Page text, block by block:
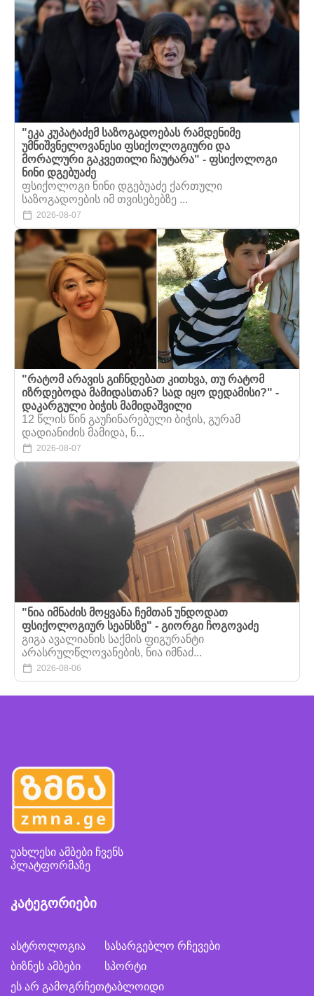
"ეკა კუპატაძემ საზოგადოებას რამდენიმე
უმნიშვნელოვანესი ფსიქოლოგიური და
მორალური გაკვეთილი ჩაუტარა" - ფსიქოლოგი
ნინი დგებუაძე
ფსიქოლოგი ნინი დგებუაძე ქართული
საზოგადოების იმ თვისებებზე ...
2026-08-07
"რატომ არავის გიჩნდებათ კითხვა, თუ რატომ
იზრდებოდა მამიდასთან? სად იყო დედამისი?" -
დაკარგული ბიჭის მამიდაშვილი
12 წლის წინ გაუჩინარებული ბიჭის, გურამ
დადიანიძის მამიდა, ნ...
2026-08-07
"ნია იმნაძის მოყვანა ჩემთან უნდოდათ
ფსიქოლოგიურ სეანსზე" - გიორგი ჩოგოვაძე
გიგა ავალიანის საქმის ფიგურანტი
არასრულწლოვანების, ნია იმნაძ...
2026-08-06
უახლესი ამბები ჩვენს
პლატფორმაზე
კატეგორიები
ასტროლოგია
ბიზნეს ამბები
ეს არ გამოგრჩეთ
სასარგებლო რჩევები
სპორტი
ტაბლოიდი